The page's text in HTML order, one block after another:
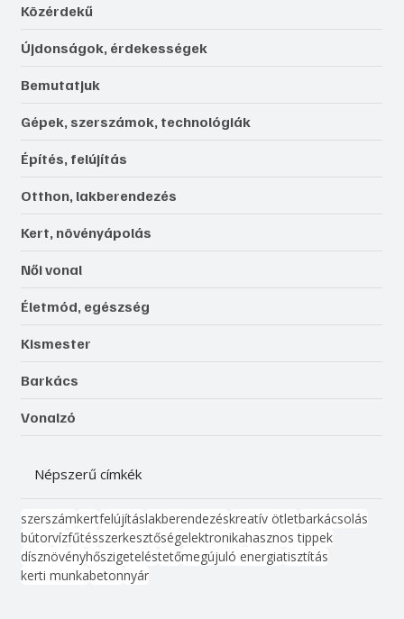
Közérdekű
Újdonságok, érdekességek
Bemutatjuk
Gépek, szerszámok, technológiák
Építés, felújítás
Otthon, lakberendezés
Kert, növényápolás
Női vonal
Életmód, egészség
Kismester
Barkács
Vonalzó
Népszerű címkék
szerszámkertfelújításlakberendezéskreatív ötletbarkácsolás
bútorvízfűtésszerkesztőségelektronikahasznos tippek
dísznövényhőszigeteléstetőmegújuló energiatisztítás
kerti munkabetonnyár